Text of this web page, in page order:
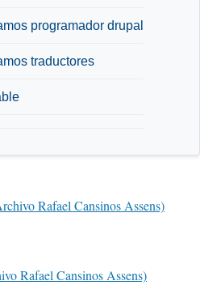
programador drupal
traductores
Rafael Cansinos Assens)
Rafael Cansinos Assens)